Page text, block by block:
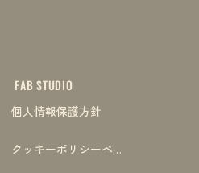
FAB STUDIO
個人情報保護方針
クッキーポリシーページ